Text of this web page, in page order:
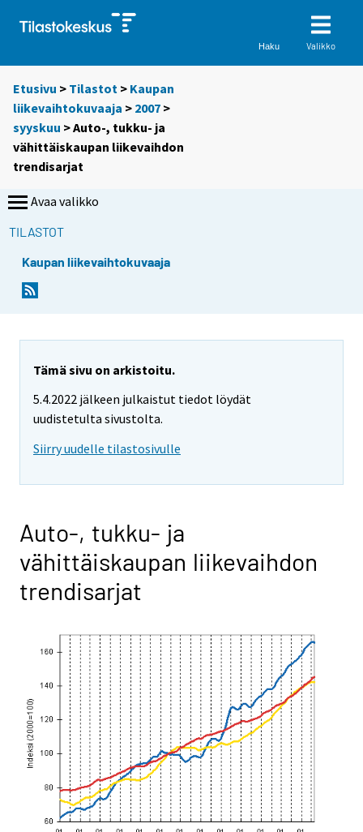
Haku Valikko
Etusivu > Tilastot > Kaupan
liikevaihtokuvaaja > 2007 >
syyskuu > Auto-, tukku- ja
vähittäiskaupan liikevaihdon
trendisarjat
Avaa valikko
TILASTOT
Kaupan liikevaihtokuvaaja
Tämä sivu on arkistoitu.
5.4.2022 jälkeen julkaistut tiedot löydät
uudistetulta sivustolta.
Siirry uudelle tilastosivulle
Auto-, tukku- ja
vähittäiskaupan liikevaihdon
trendisarjat